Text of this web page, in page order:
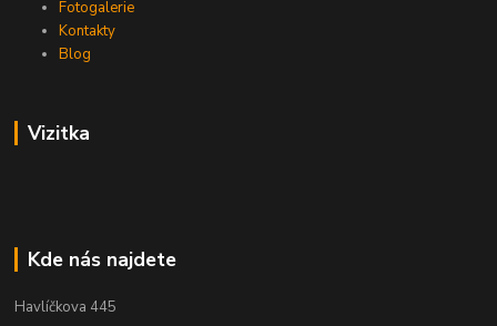
Fotogalerie
Kontakty
Blog
Vizitka
Kde nás najdete
Havlíčkova 445